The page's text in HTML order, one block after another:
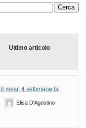
Ultimo articolo
8 mesi, 4 settimane fa
Elisa D'Agostino